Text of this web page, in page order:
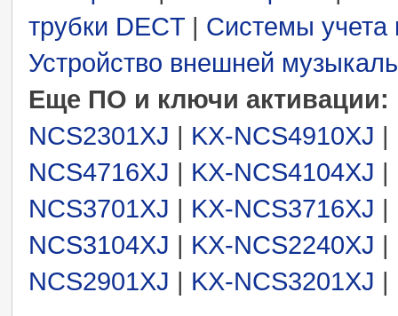
трубки DECT | Системы учета
Устройство внешней
Еще ПО и ключи активации:
NCS2301XJ | KX-NCS4910XJ |
NCS4716XJ | KX-NCS4104XJ |
NCS3701XJ | KX-NCS3716XJ |
NCS3104XJ | KX-NCS2240XJ |
NCS2901XJ | KX-NCS3201XJ |